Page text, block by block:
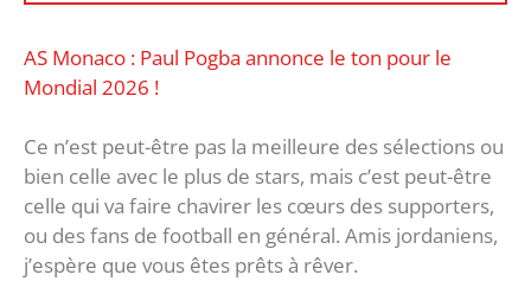
AS Monaco : Paul Pogba annonce le ton pour le
Mondial 2026 !
Ce n’est peut-être pas la meilleure des sélections ou
bien celle avec le plus de stars, mais c’est peut-être
celle qui va faire chavirer les cœurs des supporters,
ou des fans de football en général. Amis jordaniens,
j’espère que vous êtes prêts à rêver.